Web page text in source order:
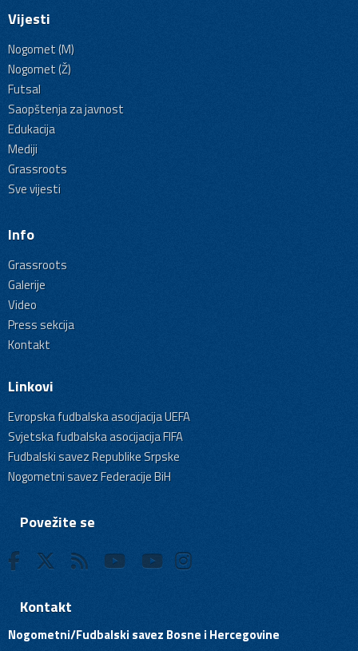
Vijesti
Nogomet (M)
Nogomet (Ž)
Futsal
Saopštenja za javnost
Edukacija
Mediji
Grassroots
Sve vijesti
Info
Grassroots
Galerije
Video
Press sekcija
Kontakt
Linkovi
Evropska fudbalska asocijacija UEFA
Svjetska fudbalska asocijacija FIFA
Fudbalski savez Republike Srpske
Nogometni savez Federacije BiH
Povežite se
Kontakt
Nogometni/Fudbalski savez Bosne i Hercegovine